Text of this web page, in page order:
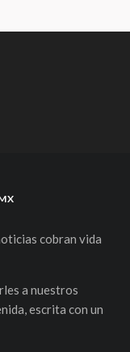
cobran vida
a nuestros
escrita con un